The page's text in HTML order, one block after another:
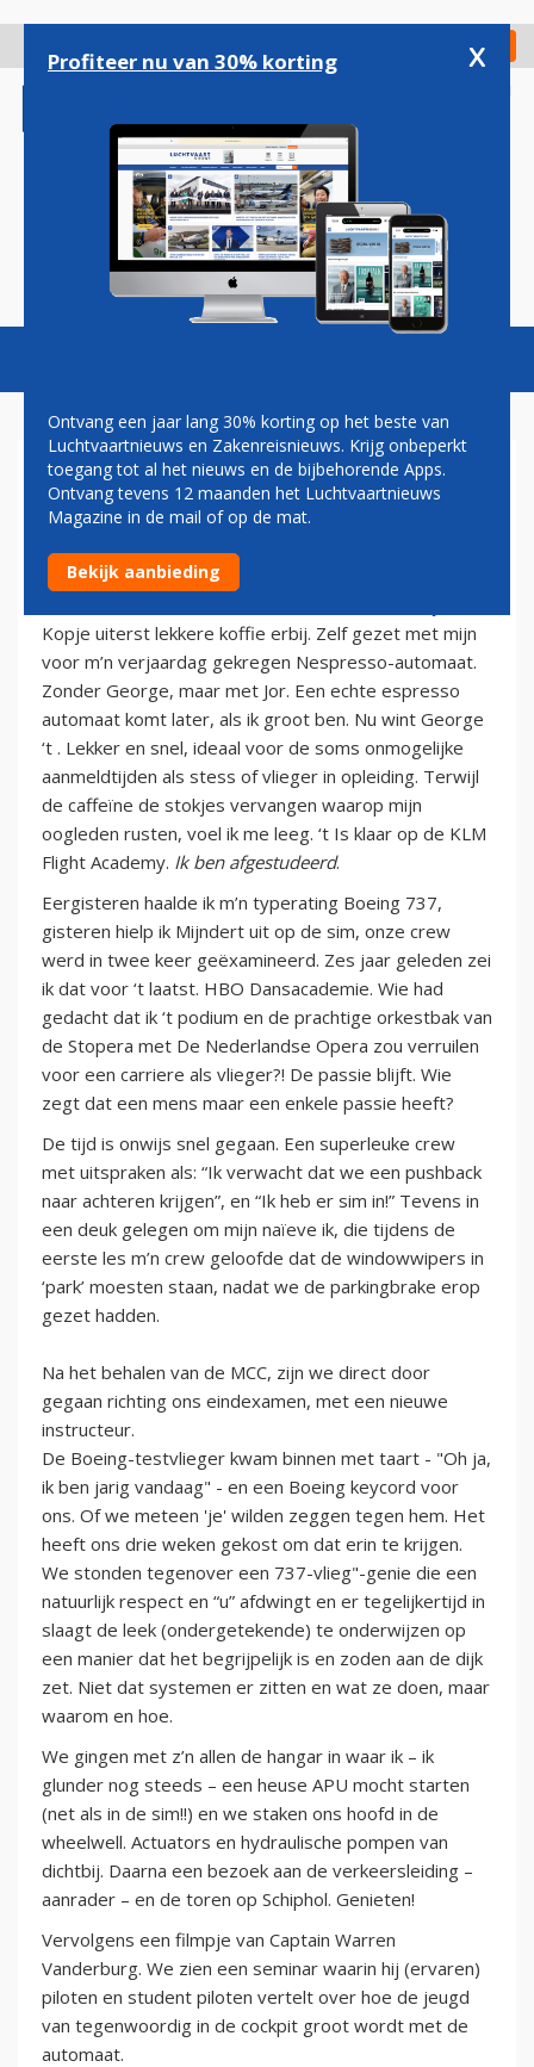
gaan
Check in
Magazine Podcasts Vacatures
CHILDREN OF THE MAGENTA
14 juni 2011
Kopje uiterst lekkere koffie erbij. Zelf gezet met mijn
voor m’n verjaardag gekregen Nespresso-automaat.
Zonder George, maar met Jor. Een echte espresso
automaat komt later, als ik groot ben. Nu wint George
‘t . Lekker en snel, ideaal voor de soms onmogelijke
aanmeldtijden als stess of vlieger in opleiding. Terwijl
de caffeïne de stokjes vervangen waarop mijn
oogleden rusten, voel ik me leeg. ‘t Is klaar op de KLM
Flight Academy. Ik ben afgestudeerd.
Eergisteren haalde ik m’n typerating Boeing 737,
gisteren hielp ik Mijndert uit op de sim, onze crew
werd in twee keer geëxamineerd. Zes jaar geleden zei
ik dat voor ‘t laatst. HBO Dansacademie. Wie had
gedacht dat ik ‘t podium en de prachtige orkestbak van
de Stopera met De Nederlandse Opera zou verruilen
voor een carriere als vlieger?! De passie blijft. Wie
zegt dat een mens maar een enkele passie heeft?
De tijd is onwijs snel gegaan. Een superleuke crew
met uitspraken als: “Ik verwacht dat we een pushback
naar achteren krijgen”, en “Ik heb er sim in!” Tevens in
een deuk gelegen om mijn naïeve ik, die tijdens de
eerste les m’n crew geloofde dat de windowwipers in
‘park’ moesten staan, nadat we de parkingbrake erop
gezet hadden.
Na het behalen van de MCC, zijn we direct door
gegaan richting ons eindexamen, met een nieuwe
instructeur.
De Boeing-testvlieger kwam binnen met taart - "Oh ja,
ik ben jarig vandaag" - en een Boeing keycord voor
ons. Of we meteen 'je' wilden zeggen tegen hem. Het
heeft ons drie weken gekost om dat erin te krijgen.
We stonden tegenover een 737-vlieg"-genie die een
natuurlijk respect en “u” afdwingt en er tegelijkertijd in
slaagt de leek (ondergetekende) te onderwijzen op
een manier dat het begrijpelijk is en zoden aan de dijk
zet. Niet dat systemen er zitten en wat ze doen, maar
waarom en hoe.
We gingen met z’n allen de hangar in waar ik – ik
glunder nog steeds – een heuse APU mocht starten
(net als in de sim!!) en we staken ons hoofd in de
wheelwell. Actuators en hydraulische pompen van
dichtbij. Daarna een bezoek aan de verkeersleiding –
aanrader – en de toren op Schiphol. Genieten!
Vervolgens een filmpje van Captain Warren
Vanderburg. We zien een seminar waarin hij (ervaren)
piloten en student piloten vertelt over hoe de jeugd
van tegenwoordig in de cockpit groot wordt met de
automaat.
Profiteer nu van 30% korting x
Ontvang een jaar lang 30% korting op het beste van
Luchtvaartnieuws en Zakenreisnieuws. Krijg onbeperkt
toegang tot al het nieuws en de bijbehorende Apps.
Ontvang tevens 12 maanden het Luchtvaartnieuws
Magazine in de mail of op de mat.
Bekijk aanbieding